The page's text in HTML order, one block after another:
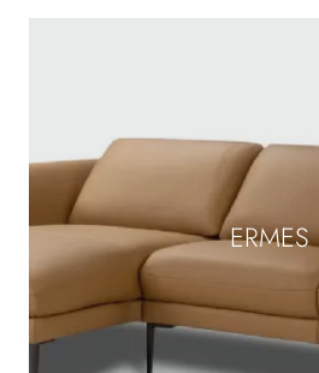
ERMES